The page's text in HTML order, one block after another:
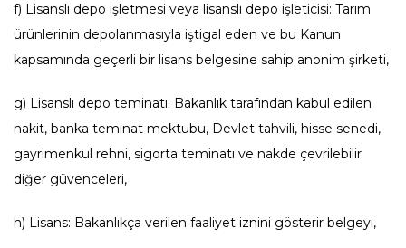
f) Lisanslı depo işletmesi veya lisanslı depo işleticisi: Tarım
ürünlerinin depolanmasıyla iştigal eden ve bu Kanun
kapsamında geçerli bir lisans belgesine sahip anonim şirketi,
g) Lisanslı depo teminatı: Bakanlık tarafından kabul edilen
nakit, banka teminat mektubu, Devlet tahvili, hisse senedi,
gayrimenkul rehni, sigorta teminatı ve nakde çevrilebilir
diğer güvenceleri,
h) Lisans: Bakanlıkça verilen faaliyet iznini gösterir belgeyi,